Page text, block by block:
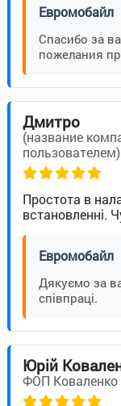
Евромобайл
Спасибо за
пожелания
Дмитро
(название
пользователем)
Простота в
встановленні.
Евромобайл
Дякуємо за
співпраці.
Юрій
ФОП Коваленко